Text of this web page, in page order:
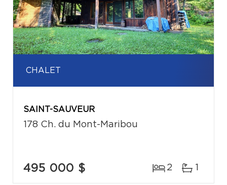
CHALET
SAINT-SAUVEUR
178 Ch. du Mont-Maribou
495 000 $ 2 1